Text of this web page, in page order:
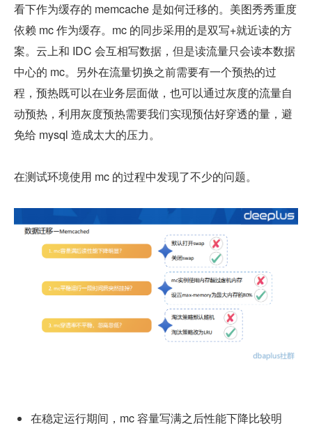
看下作为缓存的 memcache 是如何迁移的。美图秀秀重度
依赖 mc 作为缓存。mc 的同步采用的是双写+就近读的方
案。云上和 IDC 会互相写数据，但是读流量只会读本数据
中心的 mc。另外在流量切换之前需要有一个预热的过
程，预热既可以在业务层面做，也可以通过灰度的流量自
动预热，利用灰度预热需要我们实现预估好穿透的量，避
免给 mysql 造成太大的压力。
在测试环境使用 mc 的过程中发现了不少的问题。
在稳定运行期间，mc 容量写满之后性能下降比较明